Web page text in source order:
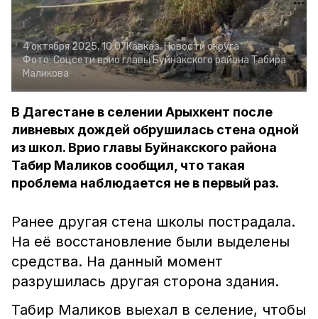
4 октября 2025, 10:07Кавказ. Новости округа
Фото:Соцсети врио главы Буйнакского района Табира
Маликова
В Дагестане в селении Арыхкент после
ливневых дождей обрушилась стена одной
из школ. Врио главы Буйнакского района
Табир Маликов сообщил, что такая
проблема наблюдается не в первый раз.
Ранее другая стена школы пострадала.
На её восстановление были выделены
средства. На данный момент
разрушилась другая сторона здания.
Табир Маликов выехал в селение, чтобы